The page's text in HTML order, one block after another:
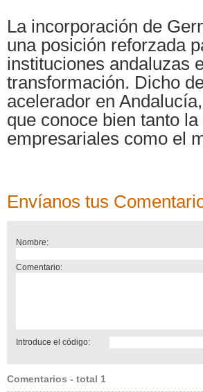
La incorporación de
una posición reforzada
instituciones andaluzas
transformación. Dicho
acelerador en
que conoce bien tanto
empresariales como el
Envíanos tus
Nombre:
Comentario:
Introduce el código:
Comentarios - total 1